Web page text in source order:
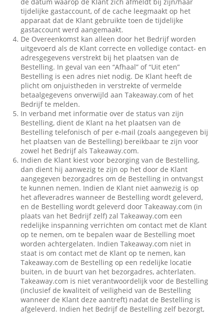
tijdelijke gastaccount, of de cache leegmaakt op het
apparaat dat de Klant gebruikte toen de tijdelijke
gastaccount werd aangemaakt.
De Overeenkomst kan alleen door het Bedrijf worden
uitgevoerd als de Klant correcte en volledige contact- en
adresgegevens verstrekt bij het plaatsen van de
Bestelling. In geval van een “Afhaal” of “Uit eten”
Bestelling is een adres niet nodig. De Klant heeft de
plicht om onjuistheden in verstrekte of vermelde
betaalgegevens onverwijld aan Takeaway.com of het
Bedrijf te melden.
In verband met informatie over de status van zijn
Bestelling, dient de Klant na het plaatsen van de
Bestelling telefonisch of per e-mail (zoals aangegeven bij
het plaatsen van de Bestelling) bereikbaar te zijn voor
zowel het Bedrijf als Takeaway.com.
Indien de Klant kiest voor bezorging van de Bestelling,
dan dient hij aanwezig te zijn op het door de Klant
aangegeven bezorgadres om de Bestelling in ontvangst
te kunnen nemen. Indien de Klant niet aanwezig is op
het afleveradres wanneer de Bestelling wordt geleverd,
en de Bestelling wordt geleverd door Takeaway.com (in
plaats van het Bedrijf zelf) zal Takeaway.com een
redelijke inspanning verrichten om contact met de Klant
op te nemen, om te bepalen waar de Bestelling moet
worden achtergelaten. Indien Takeaway.com niet in
staat is om contact met de Klant op te nemen, kan
Takeaway.com de Bestelling op een redelijke locatie
buiten, in de buurt van het bezorgadres, achterlaten.
Takeaway.com is niet verantwoordelijk voor de Bestelling
(inclusief de kwaliteit of veiligheid van de Bestelling
wanneer de Klant deze aantreft) nadat de Bestelling is
afgeleverd. Indien het Bedrijf de Bestelling zelf bezorgt,